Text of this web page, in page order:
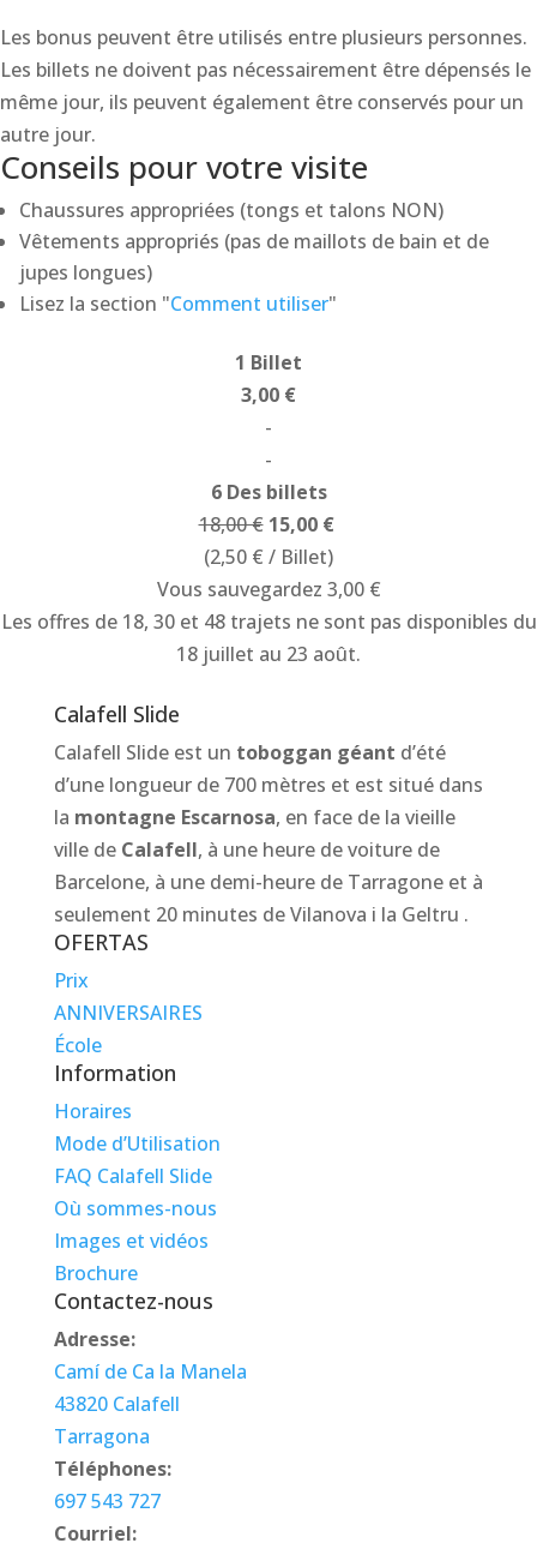
Les bonus peuvent être utilisés entre plusieurs personnes.
Les billets ne doivent pas nécessairement être dépensés le
même jour, ils peuvent également être conservés pour un
autre jour.
Conseils pour votre visite
Chaussures appropriées (tongs et talons NON)
Vêtements appropriés (pas de maillots de bain et de
jupes longues)
Lisez la section "Comment utiliser"
1 Billet
3,00 €
-
-
6 Des billets
18,00 € 15,00 €
(2,50 € / Billet)
Vous sauvegardez 3,00 €
Les offres de 18, 30 et 48 trajets ne sont pas disponibles du
18 juillet au 23 août.
Calafell Slide
Calafell Slide est un toboggan géant d’été
d’une longueur de 700 mètres et est situé dans
la montagne Escarnosa, en face de la vieille
ville de Calafell, à une heure de voiture de
Barcelone, à une demi-heure de Tarragone et à
seulement 20 minutes de Vilanova i la Geltru .
OFERTAS
Prix
ANNIVERSAIRES
École
Information
Horaires
Mode d’Utilisation
FAQ Calafell Slide
Où sommes-nous
Images et vidéos
Brochure
Contactez-nous
Adresse:
Camí de Ca la Manela
43820 Calafell
Tarragona
Téléphones:
697 543 727
Courriel: